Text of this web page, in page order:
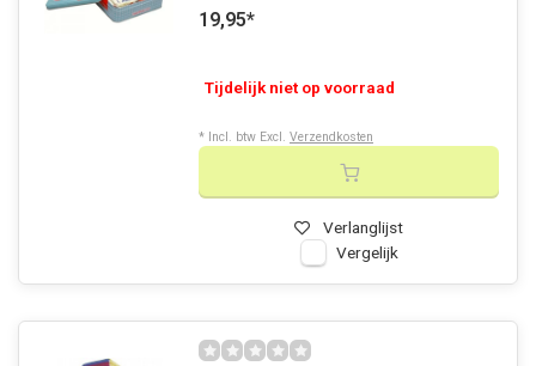
19,95*
Tijdelijk niet op voorraad
Verlanglijst
Vergelijk
* Incl. btw Excl. Verzendkosten